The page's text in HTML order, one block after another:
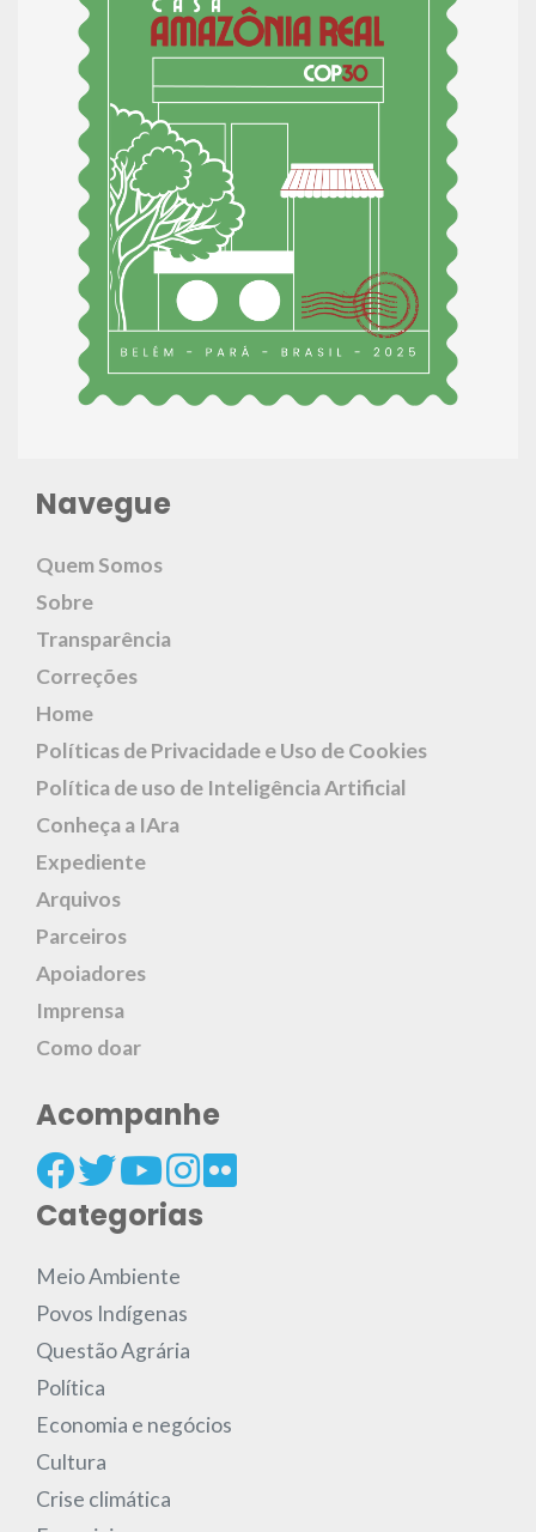
Navegue
Quem Somos
Sobre
Transparência
Correções
Home
Políticas de Privacidade e Uso de Cookies
Política de uso de Inteligência Artificial
Conheça a IAra
Expediente
Arquivos
Parceiros
Apoiadores
Imprensa
Como doar
Acompanhe
Categorias
Meio Ambiente
Povos Indígenas
Questão Agrária
Política
Economia e negócios
Cultura
Crise climática